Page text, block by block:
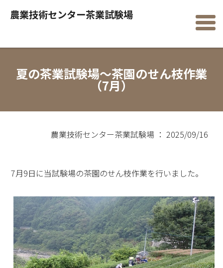
農業技術センター茶業試験場
夏の茶業試験場～茶園のせん枝作業
（7月）
農業技術センター茶業試験場 ： 2025/09/16
7月9日に当試験場の茶園のせん枝作業を行いました。